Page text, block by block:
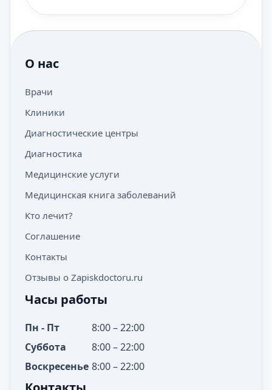
О нас
Врачи
Клиники
Диагностические центры
Диагностика
Медицинские услуги
Медицинская книга заболеваний
Кто лечит?
Соглашение
Контакты
Отзывы о Zapiskdoctoru.ru
Часы работы
Пн - Пт
8:00 – 22:00
Суббота
8:00 – 22:00
Воскресенье 8:00 – 22:00